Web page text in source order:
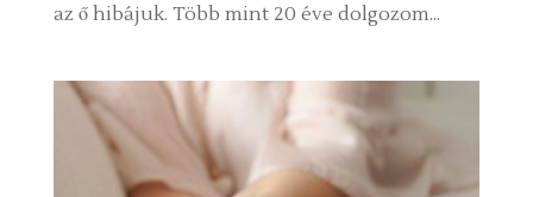
az ő hibájuk. Több mint 20 éve dolgozom...